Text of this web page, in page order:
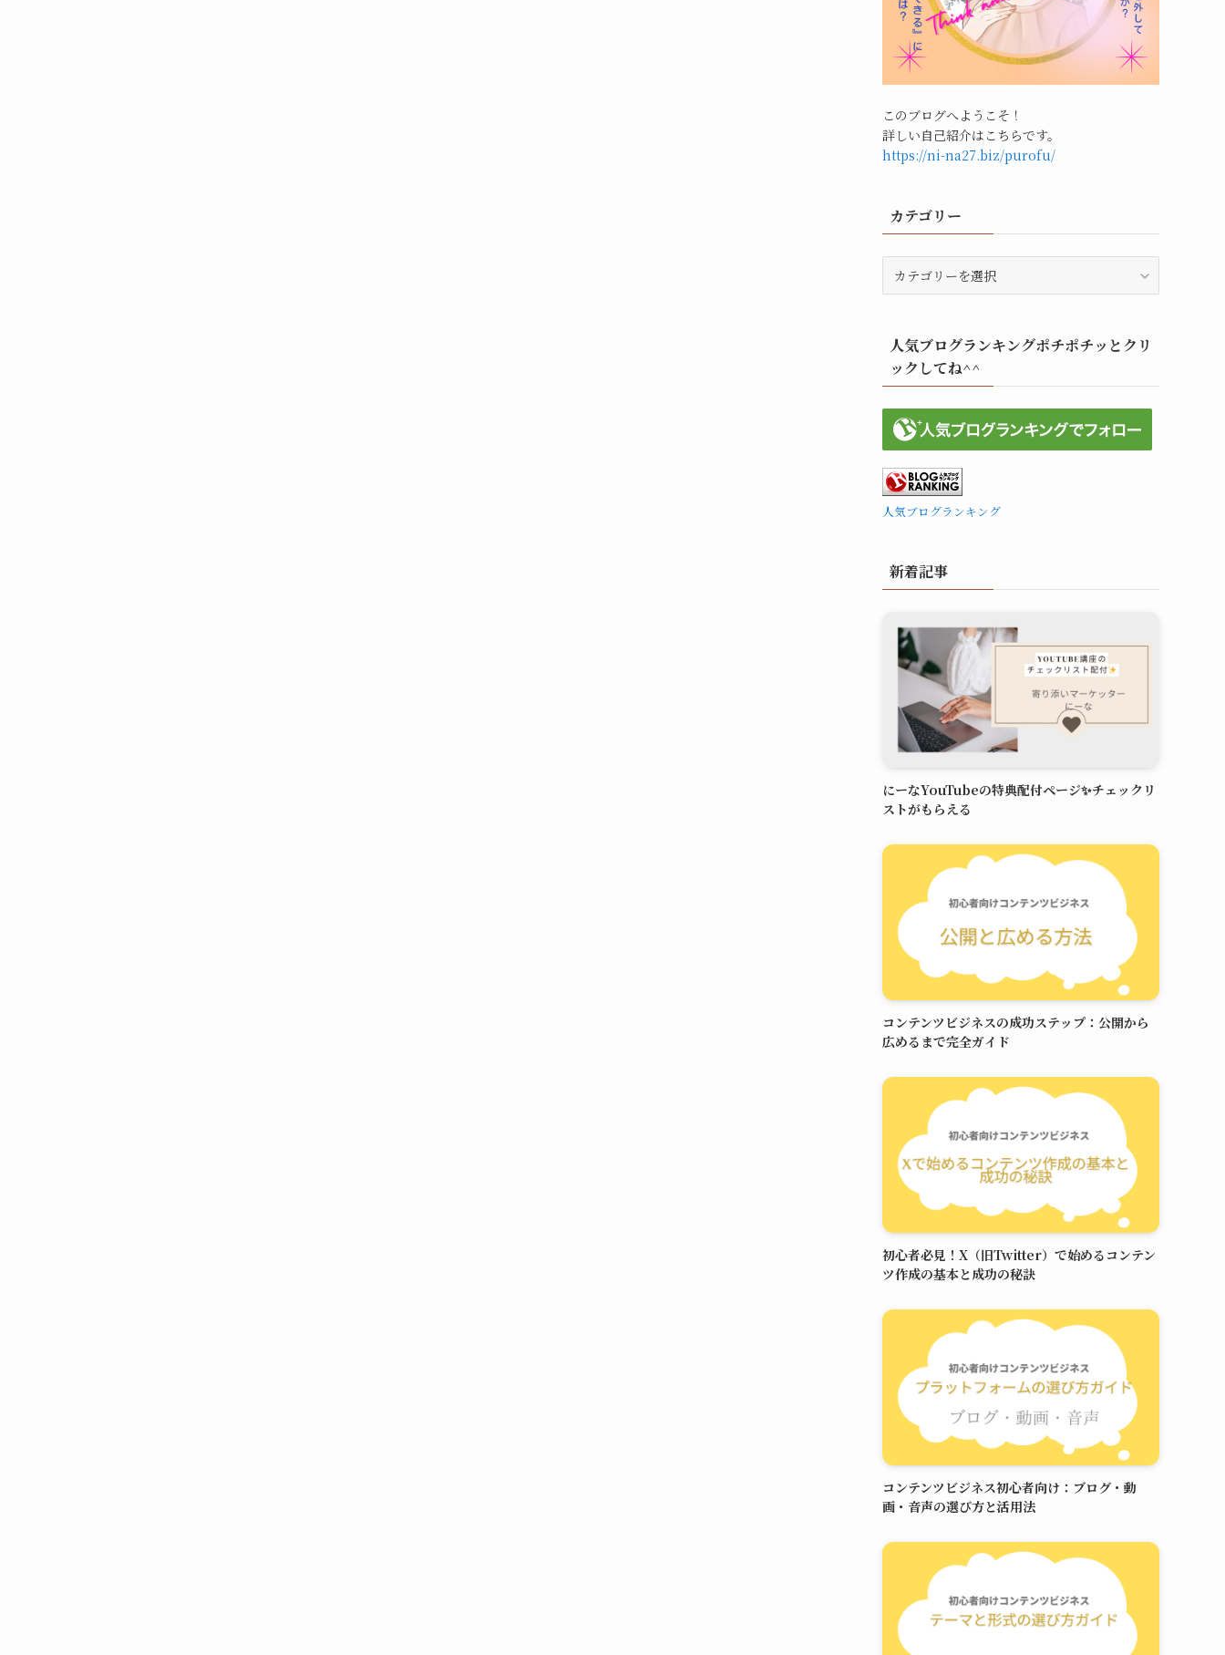
このブログへようこそ！
詳しい自己紹介はこちらです。
https://ni-na27.biz/purofu/
カテゴリー
ー人気ブログランキングポチポチッとクリ
ックしてね^^
人気ブログランキング
新着記事
にーなYouTubeの特典配付ページ✨チェックリ
ストがもらえる
コンテンツビジネスの成功ステップ：公開から
広めるまで完全ガイド
初心者必見！X（旧Twitter）で始めるコンテン
ツ作成の基本と成功の秘訣
コンテンツビジネス初心者向け：ブログ・動
画・音声の選び方と活用法